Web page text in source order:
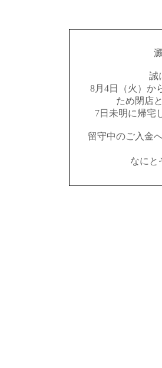
誠
8月4日（火）か
ため閉店
7日未明に帰宅
留守中のご入金
なにと